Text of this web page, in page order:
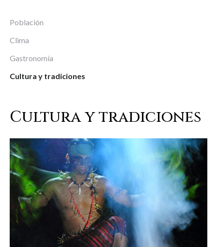
Población
Clima
Gastronomía
Cultura y tradiciones
Cultura y tradiciones